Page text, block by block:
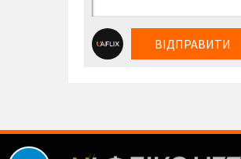
ВІДПРАВИТИ